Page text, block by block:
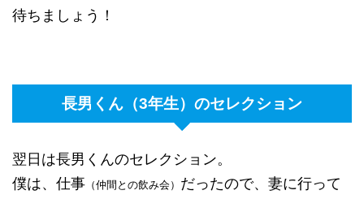
待ちましょう！
長男くん（3年生）のセレクション
翌日は長男くんのセレクション。
僕は、仕事 （仲間との飲み会） だったので、妻に行って